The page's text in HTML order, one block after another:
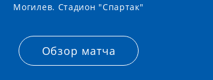
Могилев. Стадион "Спартак"
Обзор матча